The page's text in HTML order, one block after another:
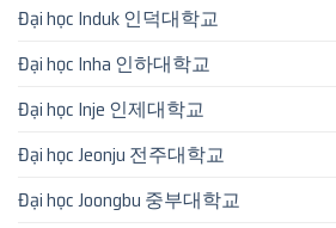
Đại học Induk 인덕대학교
Đại học Inha 인하대학교
Đại học Inje 인제대학교
Đại học Jeonju 전주대학교
Đại học Joongbu 중부대학교